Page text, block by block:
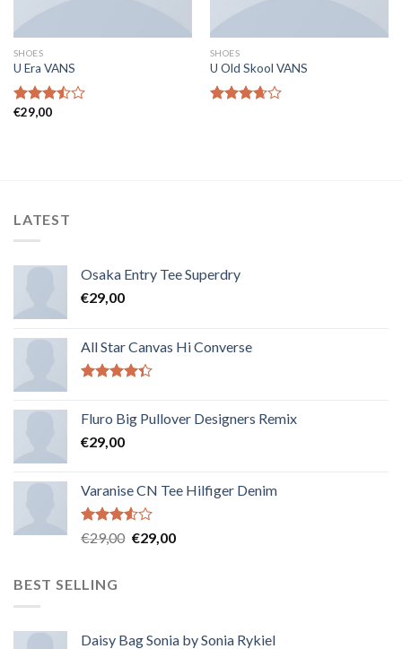
SHOES
U Era VANS
Note
€29,00
SHOES
U Old Skool VANS
LATEST
Osaka Entry Tee Superdry
€29,00
All Star Canvas Hi Converse
Fluro Big Pullover Designers Remix
€29,00
Varanise CN Tee Hilfiger Denim
Note
sur
€29,00 €29,00
BEST SELLING
Daisy Bag Sonia by Sonia Rykiel